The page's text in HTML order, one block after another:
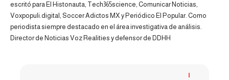
escritó para El Histonauta, Tech365science, Comunicar Noticias,
Voxpopuli.digital, Soccer Adictos MX y Periódico El Popular. Como
periodista siempre destacado en el área investigativa de análisis.
Director de Noticias Voz Realities y defensor de DDHH